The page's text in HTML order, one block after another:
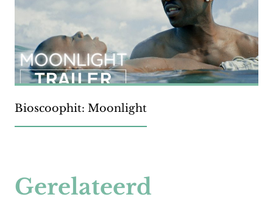
Bioscoophit: Moonlight
Gerelateerd